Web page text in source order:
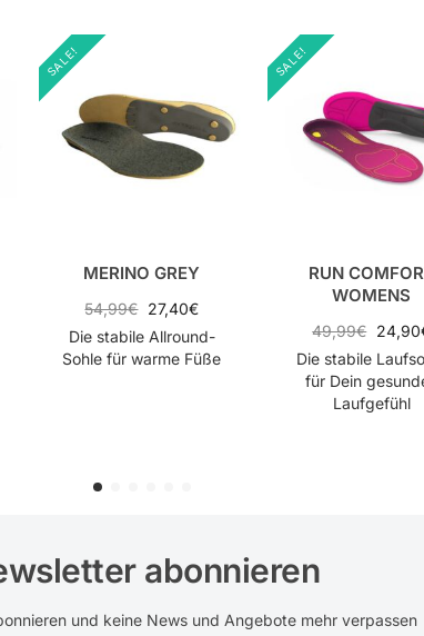
SALE!
MERINO GREY
54,99€ 27,40€
Die stabile Allround-
Sohle für warme Füße
SALE!
RUN
WOMENS
49,99€ 24,90
Die stabile
für Dein
Laufgefühl
abonnieren
und keine News und Angebote mehr verpassen